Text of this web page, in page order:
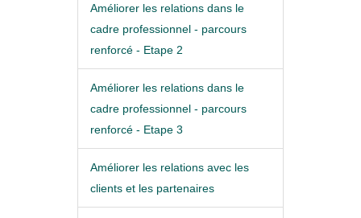
Améliorer les relations dans le
cadre professionnel - parcours
renforcé - Etape 2
Améliorer les relations dans le
cadre professionnel - parcours
renforcé - Etape 3
Améliorer les relations avec les
clients et les partenaires